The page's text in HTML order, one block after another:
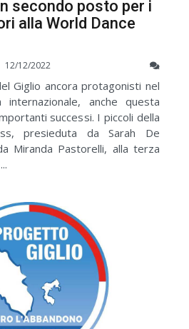
secondo posto per i
alla World Dance
12/12/2022
Giglio ancora protagonisti nel
anche questa
successi. I piccoli della
presieduta da Sarah De
Miranda Pastorelli, alla terza